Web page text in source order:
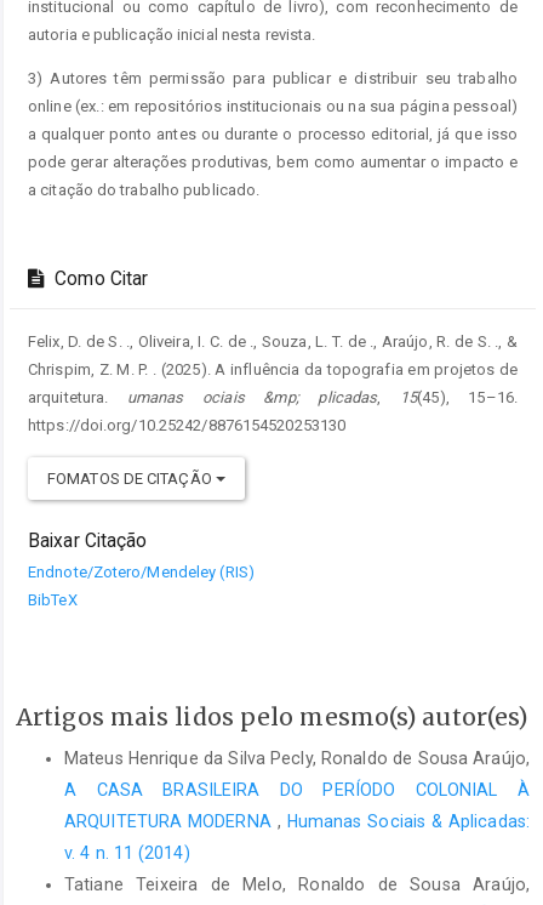
institucional ou como capítulo de livro), com reconhecimento de
autoria e publicação inicial nesta revista.
3) Autores têm permissão para publicar e distribuir seu trabalho
online (ex.: em repositórios institucionais ou na sua página pessoal)
a qualquer ponto antes ou durante o processo editorial, já que isso
pode gerar alterações produtivas, bem como aumentar o impacto e
a citação do trabalho publicado.
Como Citar
Felix, D. de S. ., Oliveira, I. C. de ., Souza, L. T. de ., Araújo, R. de S. ., &
Chrispim, Z. M. P. . (2025). A influência da topografia em projetos de
arquitetura. umanas ociais &mp; plicadas, 15(45), 15–16.
https://doi.org/10.25242/8876154520253130
FOMATOS DE CITAÇÃO
Baixar Citação
Endnote/Zotero/Mendeley (RIS)
BibTeX
Artigos mais lidos pelo mesmo(s) autor(es)
Mateus Henrique da Silva Pecly, Ronaldo de Sousa Araújo,
A CASA BRASILEIRA DO PERÍODO COLONIAL À
ARQUITETURA MODERNA , Humanas Sociais & Aplicadas:
v. 4 n. 11 (2014)
Tatiane Teixeira de Melo, Ronaldo de Sousa Araújo,